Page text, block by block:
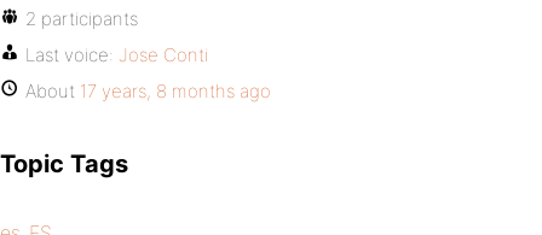
2 participants
Last voice: Jose Conti
About 17 years, 8 months ago
Topic Tags